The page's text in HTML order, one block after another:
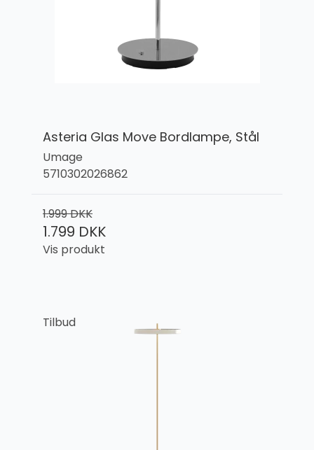
Asteria Glas Move Bordlampe, Stål
Umage
5710302026862
1.999 DKK
1.799 DKK
Vis produkt
Tilbud